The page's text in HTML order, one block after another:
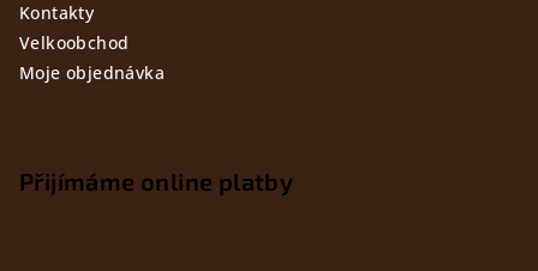
Kontakty
Velkoobchod
Moje objednávka
Přijímáme online platby